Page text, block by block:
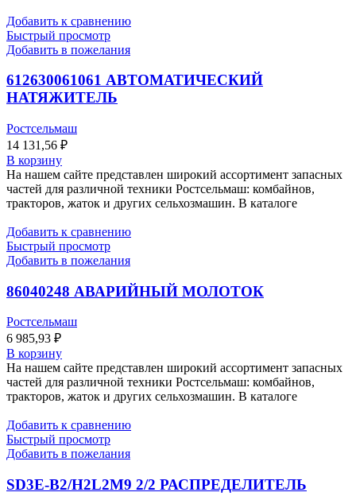
Добавить к сравнению
Быстрый просмотр
Добавить в пожелания
612630061061 АВТОМАТИЧЕСКИЙ
НАТЯЖИТЕЛЬ
Ростсельмаш
14 131,56 ₽
В корзину
На нашем сайте представлен широкий ассортимент запасных
частей для различной техники Ростсельмаш: комбайнов,
тракторов, жаток и других сельхозмашин. В каталоге
Добавить к сравнению
Быстрый просмотр
Добавить в пожелания
86040248 АВАРИЙНЫЙ МОЛОТОК
Ростсельмаш
6 985,93 ₽
В корзину
На нашем сайте представлен широкий ассортимент запасных
частей для различной техники Ростсельмаш: комбайнов,
тракторов, жаток и других сельхозмашин. В каталоге
Добавить к сравнению
Быстрый просмотр
Добавить в пожелания
SD3E-B2/H2L2M9 2/2 РАСПРЕДЕЛИТЕЛЬ